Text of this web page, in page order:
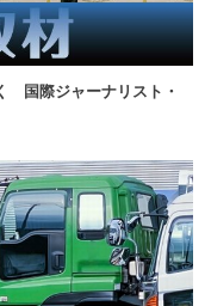
国際ジャーナリスト・